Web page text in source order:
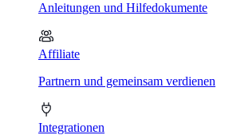
Anleitungen und Hilfedokumente
Affiliate
Partnern und gemeinsam verdienen
Integrationen